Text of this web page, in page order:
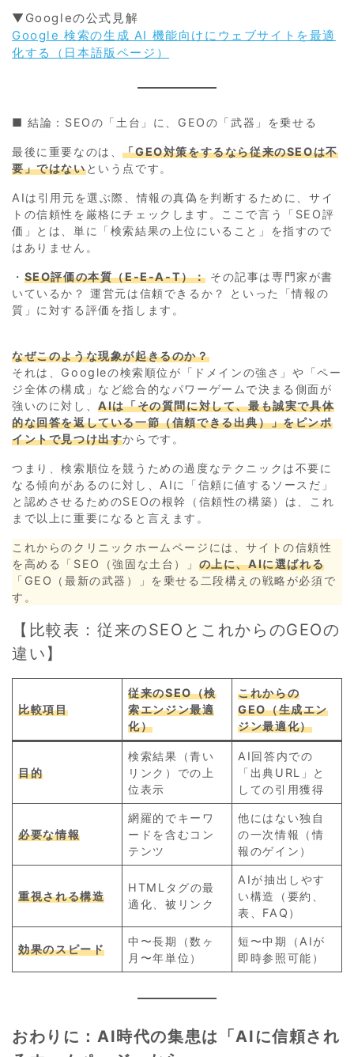
▼Googleの公式見解
Google 検索の生成 AI 機能向けにウェブサイトを最適
化する（日本語版ページ）
■ 結論：SEOの「土台」に、GEOの「武器」を乗せる
最後に重要なのは、「GEO対策をするなら従来のSEOは不
要」ではないという点です。
AIは引用元を選ぶ際、情報の真偽を判断するために、サイ
トの信頼性を厳格にチェックします。ここで言う「SEO評
価」とは、単に「検索結果の上位にいること」を指すので
はありません。
・ SEO評価の本質（E-E-A-T）： その記事は専門家が書
いているか？ 運営元は信頼できるか？ といった「情報の
質」に対する評価を指します。
なぜこのような現象が起きるのか？
それは、Googleの検索順位が「ドメインの強さ」や「ペー
ジ全体の構成」など総合的なパワーゲームで決まる側面が
強いのに対し、AIは「その質問に対して、最も誠実で具体
的な回答を返している一節（信頼できる出典）」をピンポ
イントで見つけ出すからです。
つまり、検索順位を競うための過度なテクニックは不要に
なる傾向があるのに対し、AIに「信頼に値するソースだ」
と認めさせるためのSEOの根幹（信頼性の構築）は、これ
まで以上に重要になると言えます。
これからのクリニックホームページには、サイトの信頼性
を高める「SEO（強固な土台）」 の上に、AIに選ばれる
「GEO（最新の武器）」を乗せる二段構えの戦略が必須で
す。
【比較表：従来のSEOとこれからのGEOの
違い】
比較項目
従来のSEO（検
索エンジン最適
化）
これからの
GEO（生成エン
ジン最適化）
目的
検索結果（青い
リンク）での上
位表示
AI回答内での
「出典URL」と
しての引用獲得
必要な情報
網羅的でキーワ
ードを含むコン
テンツ
他にはない独自
の一次情報（情
報のゲイン）
重視される構造
HTMLタグの最
適化、被リンク
AIが抽出しやす
い構造（要約、
表、FAQ）
効果のスピード
中〜長期（数ヶ
月〜年単位）
短〜中期（AIが
即時参照可能）
おわりに：AI時代の集患は「AIに信頼され